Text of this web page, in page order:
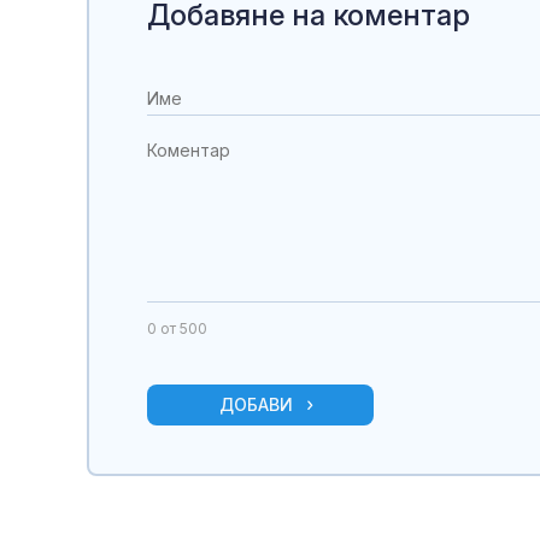
Добавяне на коментар
0 от 500
ДОБАВИ